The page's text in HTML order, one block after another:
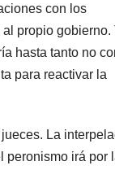
con los
propio gobierno.
hasta tanto no
para reactivar la
La
peronismo irá por